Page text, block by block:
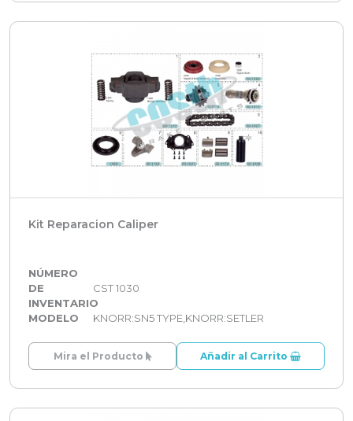
Kit Reparacion Caliper
NÚMERO
DE
INVENTARIO
CST 1030
MODELO KNORR:SN5 TYPE,KNORR:SETLER
Mira el Producto Añadir al Carrito